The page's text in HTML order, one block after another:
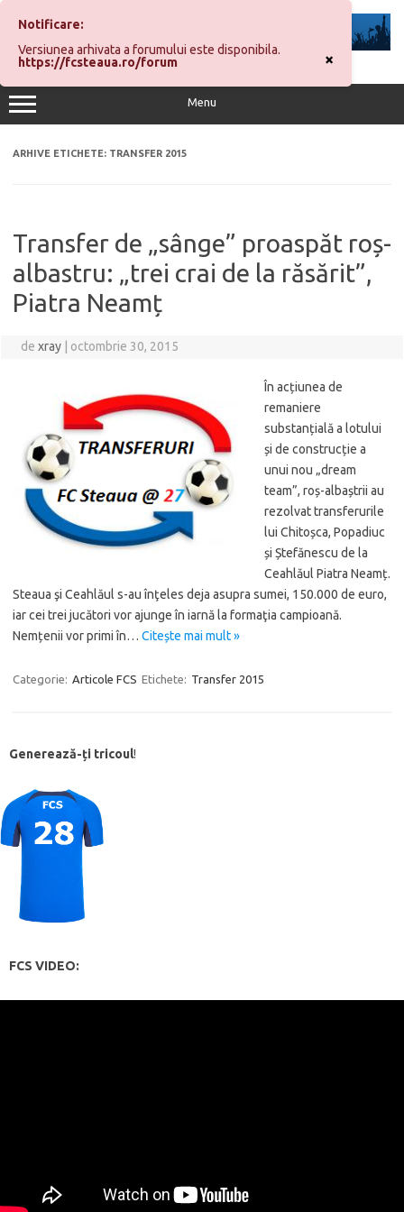
Sari
conținut
Menu
ARHIVE ETICHETE: TRANSFER 2015
Transfer de „sânge” proaspăt roș-
albastru: „trei crai de la răsărit”,
Piatra Neamț
de xray octombrie 30, 2015
În acțiunea de
remaniere
substanțială a lotului
și de construcție a
unui nou „dream
team”, roș-albaștrii au
rezolvat transferurile
lui Chitoșca, Popadiuc
și Ștefănescu de la
Ceahlăul Piatra Neamț.
Steaua şi Ceahlăul s-au înţeles deja asupra sumei, 150.000 de euro,
iar cei trei jucători vor ajunge în iarnă la formaţia campioană.
Nemțenii vor primi în… Citește mai mult »
Categorie: Articole FCS Etichete: Transfer 2015
Generează-ți tricoul!
FCS VIDEO:
×
Notificare:
Versiunea arhivata a forumului este disponibila.
https://fcsteaua.ro/forum